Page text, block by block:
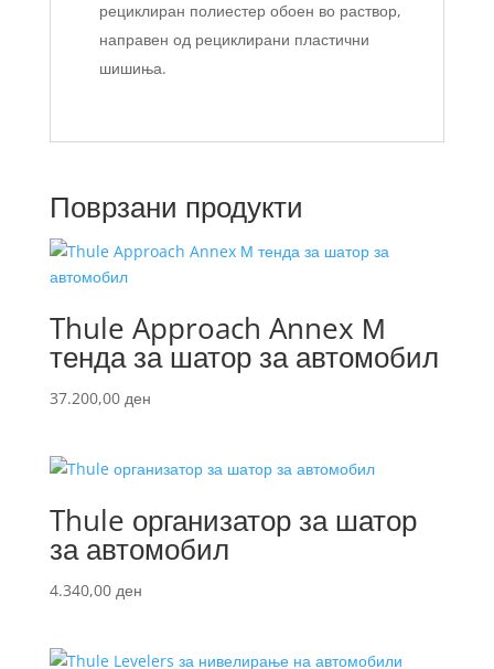
рециклиран полиестер обоен во раствор,
направен од рециклирани пластични
шишиња.
Поврзани продукти
Thule Approach Annex М
тенда за шатор за автомобил
37.200,00 ден
Thule организатор за шатор
за автомобил
4.340,00 ден